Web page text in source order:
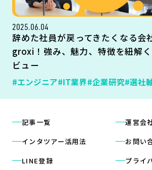
2025.06.04
辞めた社員が戻ってきたくなる会
groxi！強み、魅力、特徴を紐解
ビュー
#エンジニア#IT業界#企業研究#選社
記事一覧
インタツアー活用法
LINE登録
運営会
お問い
プライ